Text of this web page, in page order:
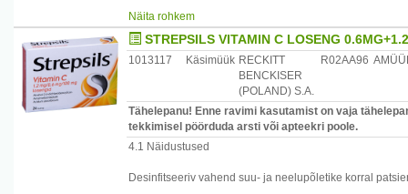
Patsiendid, kellel on pärilik fruktoosi talumatus,
isomaltaasi puudulikkus, ei tohi seda ravimit kasutada
Näita rohkem
STREPSILS VITAMIN C LOSENG
1013117 Käsimüük RECKITT
BENCKISER
(POLAND) S.A.
R02AA96
Tähelepanu! Enne ravimi kasutamist on vaja
tekkimisel pöörduda arsti või apteekri poole.
4.1 Näidustused
Desinfitseeriv vahend suu- ja neelupõletike korral